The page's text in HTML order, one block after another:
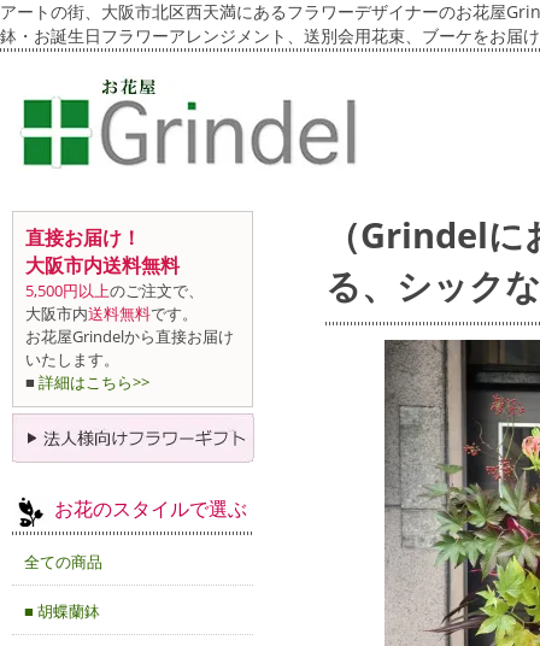
アートの街、大阪市北区西天満にあるフラワーデザイナーのお花屋
鉢・お誕生日フラワーアレンジメント、送別会用花束、ブーケをお届
（Grindel
る、シック
直接お届け！
大阪市内送料無料
5,500円以上のご注文で、
大阪市内送料無料です。
お花屋Grindelから直接お届け
いたします。
■ 詳細はこちら>>
お花のスタイルで選ぶ
全ての商品
■ 胡蝶蘭鉢